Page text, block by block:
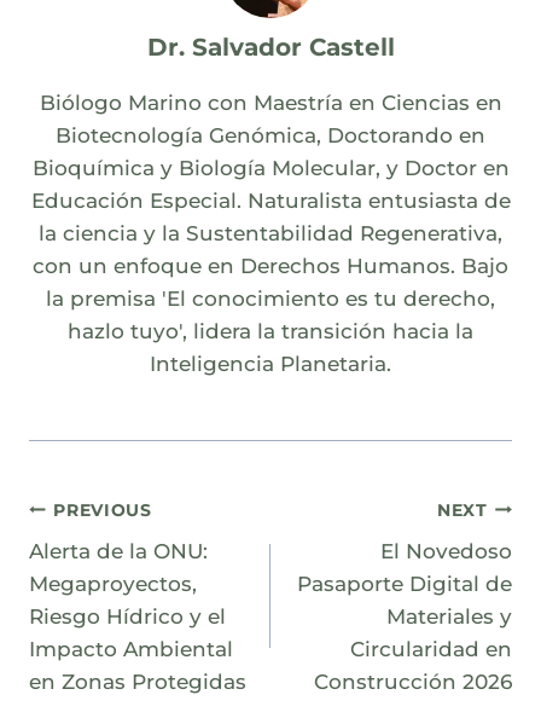
Dr. Salvador Castell
Biólogo Marino con Maestría en Ciencias en
Biotecnología Genómica, Doctorando en
Bioquímica y Biología Molecular, y Doctor en
Educación Especial. Naturalista entusiasta de
la ciencia y la Sustentabilidad Regenerativa,
con un enfoque en Derechos Humanos. Bajo
la premisa 'El conocimiento es tu derecho,
hazlo tuyo', lidera la transición hacia la
Inteligencia Planetaria.
Navegación
de
entradas
PREVIOUS
Alerta de la ONU:
Megaproyectos,
Riesgo Hídrico y el
Impacto Ambiental
en Zonas Protegidas
NEXT
El Novedoso
Pasaporte Digital de
Materiales y
Circularidad en
Construcción 2026